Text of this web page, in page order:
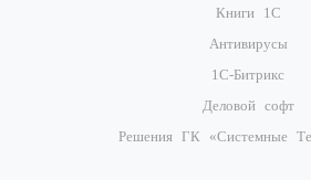
Книги 1С
Антивирусы
1С-Битрикс
Деловой софт
Решения ГК «Системные